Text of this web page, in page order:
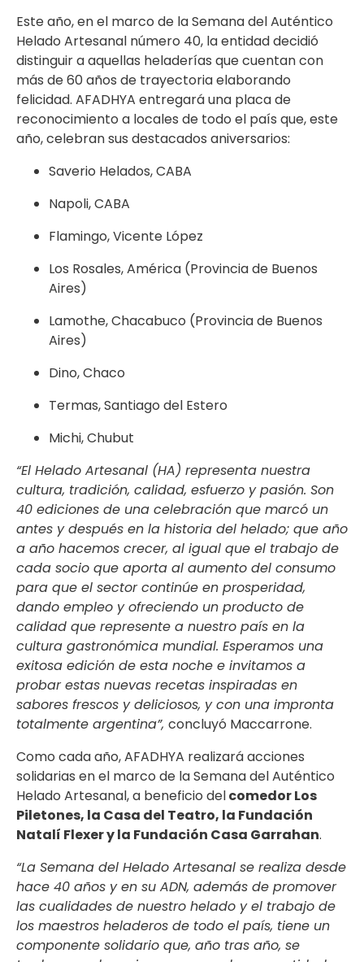
Este año, en el marco de la Semana del Auténtico
Helado Artesanal número 40, la entidad decidió
distinguir a aquellas heladerías que cuentan con
más de 60 años de trayectoria elaborando
felicidad. AFADHYA entregará una placa de
reconocimiento a locales de todo el país que, este
año, celebran sus destacados aniversarios:
Saverio Helados, CABA
Napoli, CABA
Flamingo, Vicente López
Los Rosales, América (Provincia de Buenos
Aires)
Lamothe, Chacabuco (Provincia de Buenos
Aires)
Dino, Chaco
Termas, Santiago del Estero
Michi, Chubut
“El Helado Artesanal (HA) representa nuestra
cultura, tradición, calidad, esfuerzo y pasión. Son
40 ediciones de una celebración que marcó un
antes y después en la historia del helado; que año
a año hacemos crecer, al igual que el trabajo de
cada socio que aporta al aumento del consumo
para que el sector continúe en prosperidad,
dando empleo y ofreciendo un producto de
calidad que represente a nuestro país en la
cultura gastronómica mundial. Esperamos una
exitosa edición de esta noche e invitamos a
probar estas nuevas recetas inspiradas en
sabores frescos y deliciosos, y con una impronta
totalmente argentina”, concluyó Maccarrone.
Como cada año, AFADHYA realizará acciones
solidarias en el marco de la Semana del Auténtico
Helado Artesanal, a beneficio delcomedor Los
Piletones, la Casa del Teatro, la Fundación
Natalí Flexer y la Fundación Casa Garrahan.
“La Semana del Helado Artesanal se realiza desde
hace 40 años y en su ADN, además de promover
las cualidades de nuestro helado y el trabajo de
los maestros heladeros de todo el país, tiene un
componente solidario que, año tras año, se